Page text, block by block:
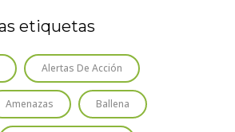
etiquetas
Alertas De Acción
Amenazas Ballena